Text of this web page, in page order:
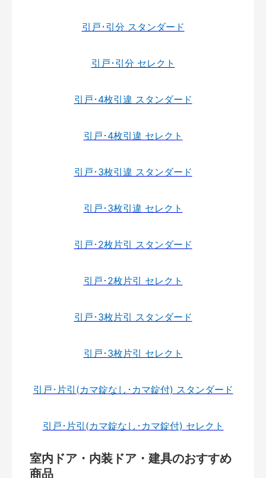
引戸･引分 スタンダード
引戸･引分 セレクト
引戸･4枚引違 スタンダード
引戸･4枚引違 セレクト
引戸･3枚引違 スタンダード
引戸･3枚引違 セレクト
引戸･2枚片引 スタンダード
引戸･2枚片引 セレクト
引戸･3枚片引 スタンダード
引戸･3枚片引 セレクト
引戸･片引(カマ錠なし･カマ錠付) スタンダード
引戸･片引(カマ錠なし･カマ錠付) セレクト
室内ドア・内装ドア・建具のおすすめ
商品